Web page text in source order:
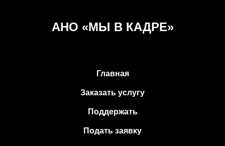
АНО «МЫ В КАДРЕ»
Главная
Заказать услугу
Поддержать
Подать заявку